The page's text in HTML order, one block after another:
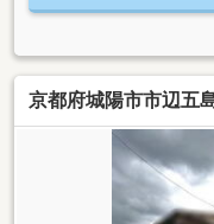
京都府城陽市市辺五